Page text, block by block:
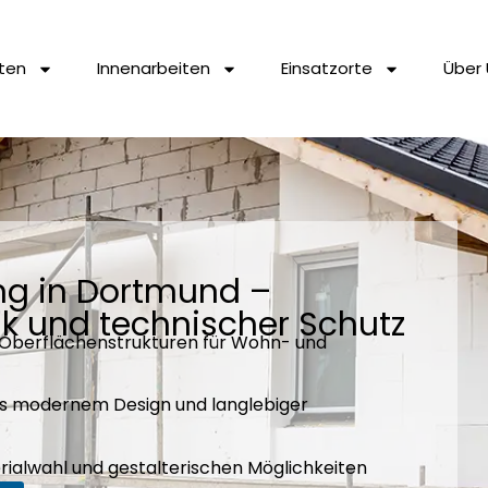
Innenarbeiten Einsatzorte Über
in Dortmund –
und technischer Schutz
für Wohn- und
modernem Design und langlebiger
und gestalterischen Möglichkeiten